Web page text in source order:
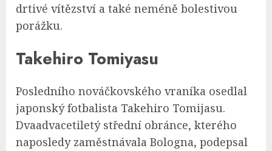
drtivé vítězství a také neméně bolestivou
porážku.
Takehiro Tomiyasu
Posledního nováčkovského vraníka osedlal
japonský fotbalista Takehiro Tomijasu.
Dvaadvacetiletý střední obránce, kterého
naposledy zaměstnávala Bologna, podepsal